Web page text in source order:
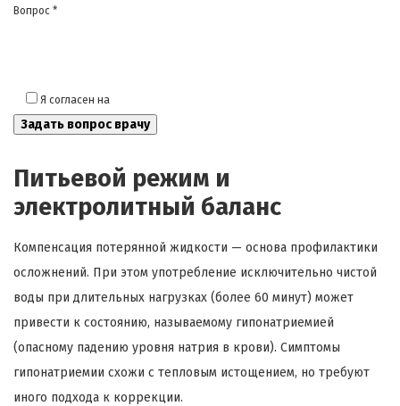
Вопрос *
Я согласен на
Питьевой режим и
электролитный баланс
Компенсация потерянной жидкости — основа профилактики
осложнений. При этом употребление исключительно чистой
воды при длительных нагрузках (более 60 минут) может
привести к состоянию, называемому гипонатриемией
(опасному падению уровня натрия в крови). Симптомы
гипонатриемии схожи с тепловым истощением, но требуют
иного подхода к коррекции.